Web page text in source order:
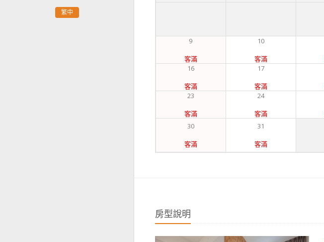
繁中
9
客滿
10
客滿
16
客滿
17
客滿
23
客滿
24
客滿
30
客滿
31
客滿
房型說明